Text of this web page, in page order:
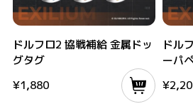
ドルフロ2 協戦補給 金属ドッ
グタグ
¥1,880
ドル
ーパ
¥